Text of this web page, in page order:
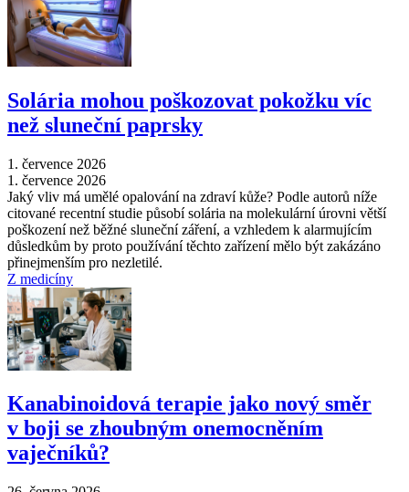
Solária mohou poškozovat pokožku víc
než sluneční paprsky
1. července 2026
1. července 2026
Jaký vliv má umělé opalování na zdraví kůže? Podle autorů níže
citované recentní studie působí solária na molekulární úrovni větší
poškození než běžné sluneční záření, a vzhledem k alarmujícím
důsledkům by proto používání těchto zařízení mělo být zakázáno
přinejmenším pro nezletilé.
Z medicíny
Kanabinoidová terapie jako nový směr
v boji se zhoubným onemocněním
vaječníků?